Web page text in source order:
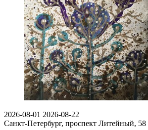
2026-08-01 2026-08-22
Санкт-Петербург, проспект Литейный, 58